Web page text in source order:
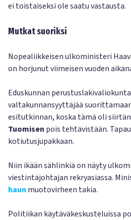
ei toistaiseksi ole saatu vastausta.
Mutkat suoriksi
Nopealiikkeisen ulkoministeri
on horjunut viimeisen vuoden
Eduskunnan
valtakunnansyyttäjää
esitutkinnan, koska tämä oli
Tuomisen pois tehtävistään.
kotiutusjupakkaan.
Niin ikään sählinkiä on näyty
viestintäjohtajan rekryasiassa.
haun muotovirheen takia.
Politiikan käytäväkeskusteluissa